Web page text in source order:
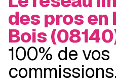
des pros en
Bois
100% de vos